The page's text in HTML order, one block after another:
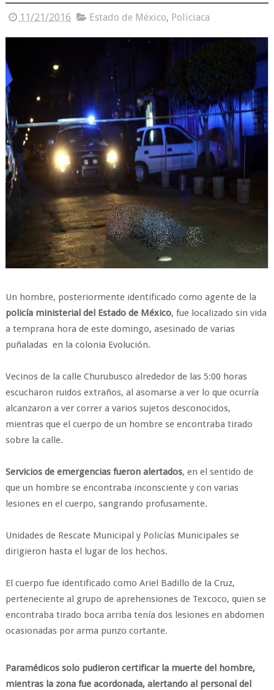
11/21/2016 Estado de México, Policiaca
Un hombre, posteriormente identificado como agente de la
policía ministerial del Estado de México, fue localizado sin vida
a temprana hora de este domingo, asesinado de varias
puñaladas en la colonia Evolución.
Vecinos de la calle Churubusco alrededor de las 5:00 horas
escucharon ruidos extraños, al asomarse a ver lo que ocurría
alcanzaron a ver correr a varios sujetos desconocidos,
mientras que el cuerpo de un hombre se encontraba tirado
sobre la calle.
Servicios de emergencias fueron alertados, en el sentido de
que un hombre se encontraba inconsciente y con varias
lesiones en el cuerpo, sangrando profusamente.
Unidades de Rescate Municipal y Policías Municipales se
dirigieron hasta el lugar de los hechos.
El cuerpo fue identificado como Ariel Badillo de la Cruz,
perteneciente al grupo de aprehensiones de Texcoco, quien se
encontraba tirado boca arriba tenía dos lesiones en abdomen
ocasionadas por arma punzo cortante.
Paramédicos solo pudieron certificar la muerte del hombre,
mientras la zona fue acordonada, alertando al personal del